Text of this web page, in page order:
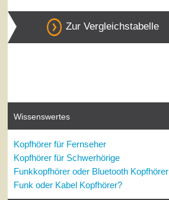
Zur Vergleichstabelle
Wissenswertes
Kopfhörer für Fernseher
Kopfhörer für Schwerhörige
Funkkopfhörer oder Bluetooth Kopfhörer
Funk oder Kabel Kopfhörer?